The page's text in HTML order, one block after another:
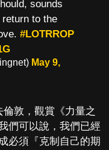
sounds
to the
#LOTRROP
May 9,
倫敦，觀賞《力量之
們可以說，我們已經
必須『克制自己的期